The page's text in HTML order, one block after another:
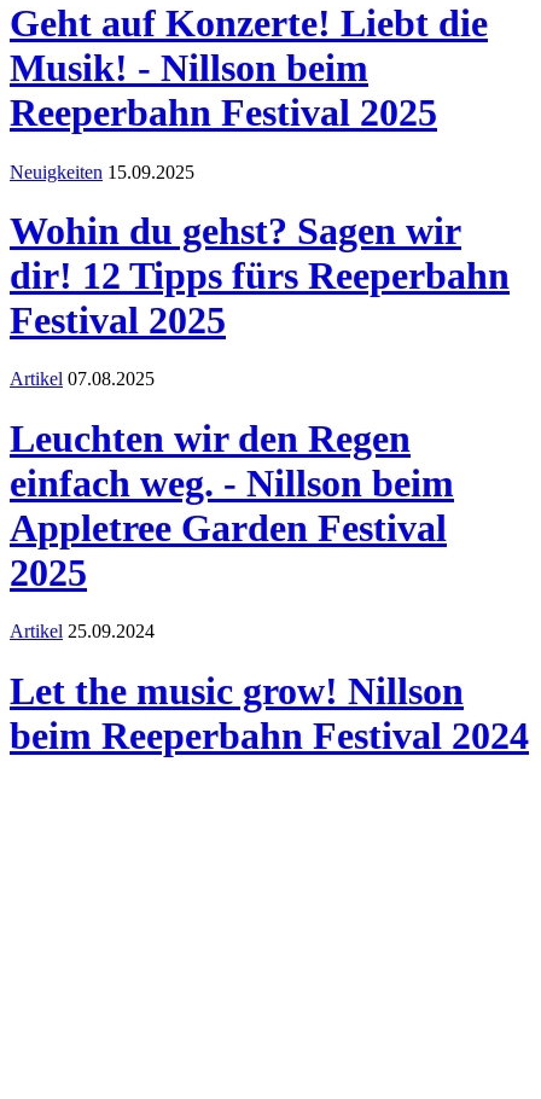
Geht auf Konzerte! Liebt die
Musik! - Nillson beim
Reeperbahn Festival 2025
Neuigkeiten 15.09.2025
Wohin du gehst? Sagen wir
dir! 12 Tipps fürs Reeperbahn
Festival 2025
Artikel 07.08.2025
Leuchten wir den Regen
einfach weg. - Nillson beim
Appletree Garden Festival
2025
Artikel 25.09.2024
Let the music grow! Nillson
beim Reeperbahn Festival 2024